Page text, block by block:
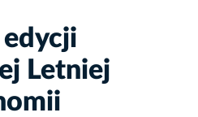
Letniej